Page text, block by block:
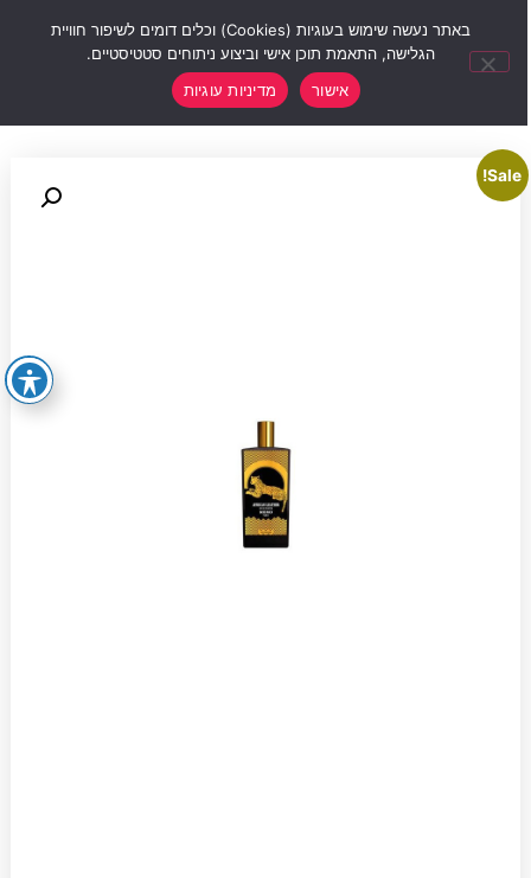
Sale!
באתר נעשה שימוש בעוגיות (Cookies) וכלים דומים לשיפור חוויית
הגלישה, התאמת תוכן אישי וביצוע ניתוחים סטטיסטיים.
אישור
מדיניות עוגיות